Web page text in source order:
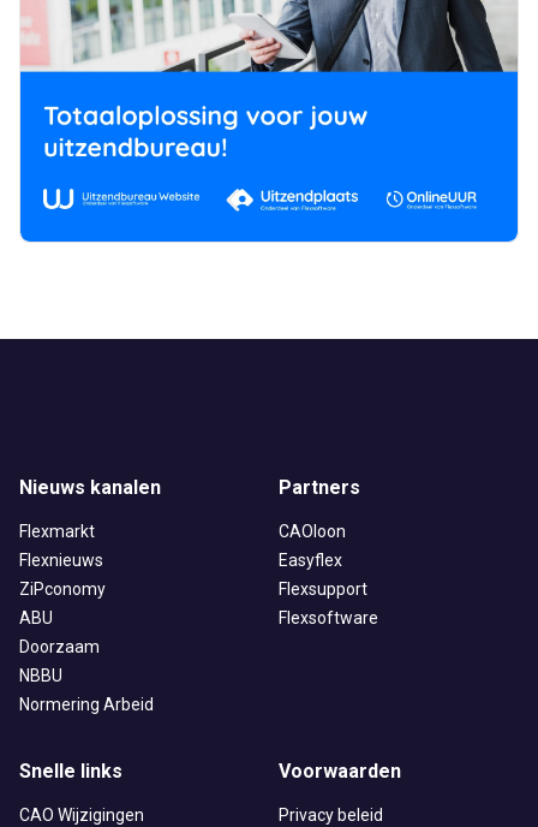
Nieuws kanalen
Flexmarkt
Flexnieuws
ZiPconomy
ABU
Doorzaam
NBBU
Normering Arbeid
Partners
CAOloon
Easyflex
Flexsupport
Flexsoftware
Snelle links
CAO Wijzigingen
Voorwaarden
Privacy beleid